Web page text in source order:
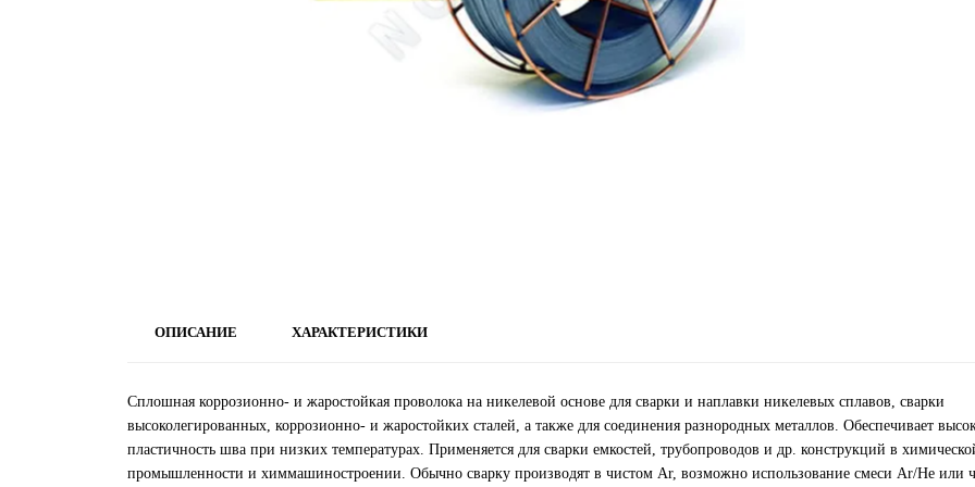
ОПИСАНИЕ ХАРАКТЕРИСТИКИ
Сплошная коррозионно- и жаростойкая проволока на никелевой основе для сварки и наплавки никелевых сплавов, сварки
высоколегированных, коррозионно- и жаростойких сталей, а также для соединения разнородных металлов. Обеспечивает
пластичность шва при низких температурах. Применяется для сварки емкостей, трубопроводов и др. конструкций в
промышленности и химмашиностроении. Обычно сварку производят в чистом Ar, возможно использование смеси Ar/He или